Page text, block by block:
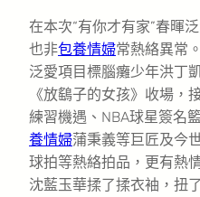
在本次“有你才有家”春暉
也非包養情婦常熱絡異常
泛愛項目標腦癱少年洪丁
《放鷂子的女孩》收場，
練習機遇、NBA球星簽名
養情婦蒲秉義等巨匠及今
球拍等熱絡拍品，更有熱
沈藍玉華揉了揉衣袖，扭